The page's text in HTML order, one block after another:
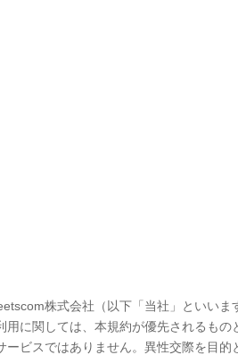
株式会社（以下「当社」といい
に関しては、本規約が優先されるもの
ビスではありません。異性交際を目